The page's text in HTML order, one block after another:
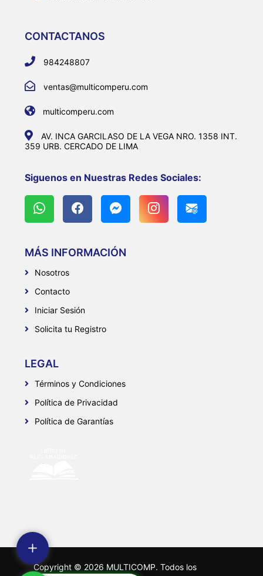
CONTACTANOS
984248807
ventas@multicomperu.com
multicomperu.com
AV. INCA GARCILASO DE LA VEGA NRO. 1358 INT.
359 URB. CERCADO DE LIMA
Siguenos en Nuestras Redes Sociales:
MÁS INFORMACIÓN
Nosotros
Contacto
Iniciar Sesión
Solicita tu Registro
LEGAL
Términos y Condiciones
Política de Privacidad
Política de Garantías
Copyright © 2026 MULTICOMP. Todos los